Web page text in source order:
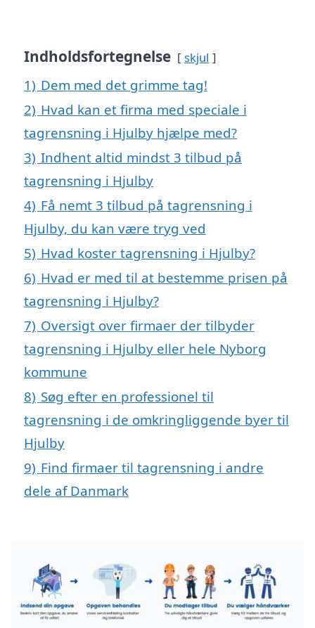
Indholdsfortegnelse skjul
1) Dem med det grimme tag!
2) Hvad kan et firma med speciale i
tagrensning i Hjulby hjælpe med?
3) Indhent altid mindst 3 tilbud på
tagrensning i Hjulby
4) Få nemt 3 tilbud på tagrensning i
Hjulby, du kan være tryg ved
5) Hvad koster tagrensning i Hjulby?
6) Hvad er med til at bestemme prisen på
tagrensning i Hjulby?
7) Oversigt over firmaer der tilbyder
tagrensning i Hjulby eller hele Nyborg
kommune
8) Søg efter en professionel til
tagrensning i de omkringliggende byer til
Hjulby
9) Find firmaer til tagrensning i andre
dele af Danmark